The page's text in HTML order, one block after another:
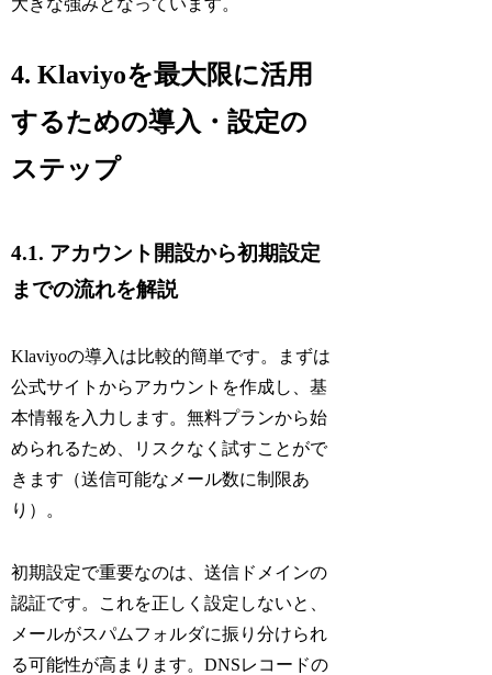
4. Klaviyoを最大限に活用
するための導入・設定の
ステップ
4.1. アカウント開設から初期設定
までの流れを解説
Klaviyoの導入は比較的簡単です。まずは
公式サイトからアカウントを作成し、基
本情報を入力します。無料プランから始
められるため、リスクなく試すことがで
きます（送信可能なメール数に制限あ
り）。
初期設定で重要なのは、送信ドメインの
認証です。これを正しく設定しないと、
メールがスパムフォルダに振り分けられ
る可能性が高まります。DNSレコードの